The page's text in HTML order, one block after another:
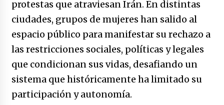
Atlético Nacional se quedó con laCopa
Colombia 2025
17/12/2025
Junior se coronó campeón del fútbol
colombiano
16/12/2025
protestas que atraviesan Irán. En distintas
ciudades, grupos de mujeres han salido al
espacio público para manifestar su rechazo a
las restricciones sociales, políticas y legales
que condicionan sus vidas, desafiando un
sistema que históricamente ha limitado su
participación y autonomía.